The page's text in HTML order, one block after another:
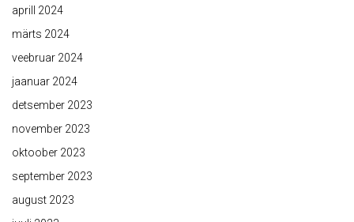
aprill 2024
märts 2024
veebruar 2024
jaanuar 2024
detsember 2023
november 2023
oktoober 2023
september 2023
august 2023